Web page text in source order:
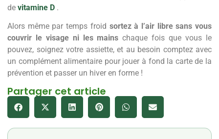
de vitamine D .
Alors même par temps froid sortez à l’air libre sans vous
couvrir le visage ni les mains chaque fois que vous le
pouvez, soignez votre assiette, et au besoin comptez avec
un complément alimentaire pour jouer à fond la carte de la
prévention et passer un hiver en forme !
Partager cet article